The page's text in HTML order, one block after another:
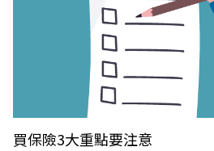
買保險3大重點要注意